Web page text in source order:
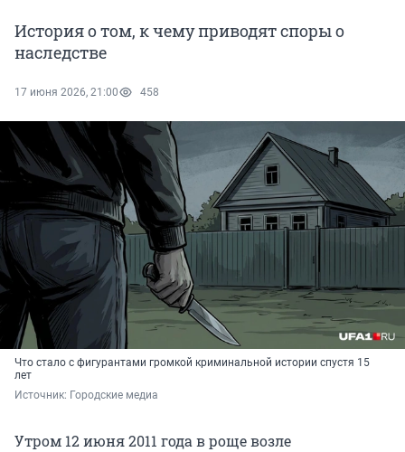
История о том, к чему приводят споры о
наследстве
17 июня 2026, 21:00 458
Что стало с фигурантами громкой криминальной истории спустя 15
лет
Источник: Городские медиа
Утром 12 июня 2011 года в роще возле